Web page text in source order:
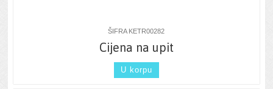
ŠIFRA KETR00282
Cijena na upit
U korpu